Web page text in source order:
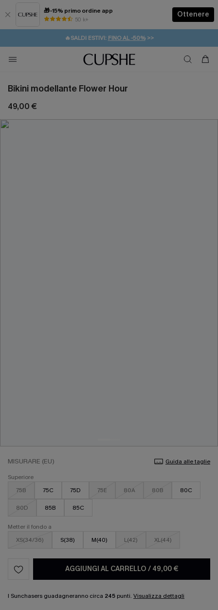
🎁-15% primo ordine app
50 k+
Ottenere
⚡️-15% SUGLI ESSENZIALI DA VACANZA | ACQUISTA
🔥SALDI ESTIVI: FINO AL -50%>>
🚚SPEDIZIONE GRATUITA DA 49€
💌REGALO PER I NUOVI: 20% DI SCONTO*
Bikini modellante Flower Hour
49,00 €
MISURARE (EU)
Guida alle taglie
Superiore
75B
75C 75D 75E 80A 80B 80C
80D 85B 85C
Metter il fondo a
XS(34/36)
S(38) M(40) L(42) XL(44)
AGGIUNGI AL CARRELLO / 49,00 €
I Sunchasers guadagneranno circa 245 punti. Visualizza dettagli